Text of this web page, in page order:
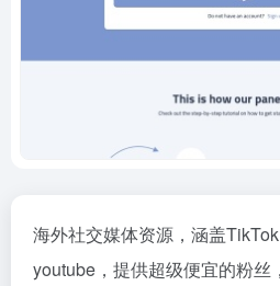
海外社交媒体资源，涵盖
youtube，提供超级便宜的粉丝